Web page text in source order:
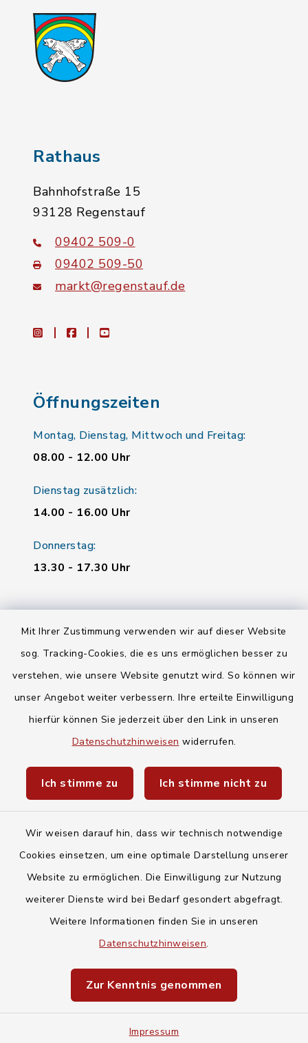
Mit Ihrer Zustimmung verwenden wir auf dieser Website
sog. Tracking-Cookies, die es uns ermöglichen besser zu
verstehen, wie unsere Website genutzt wird. So können wir
unser Angebot weiter verbessern. Ihre erteilte Einwilligung
hierfür können Sie jederzeit über den Link in unseren
Datenschutzhinweisen widerrufen.
Ich stimme zu Ich stimme nicht zu
Wir weisen darauf hin, dass wir technisch notwendige
Cookies einsetzen, um eine optimale Darstellung unserer
Website zu ermöglichen. Die Einwilligung zur Nutzung
weiterer Dienste wird bei Bedarf gesondert abgefragt.
Weitere Informationen finden Sie in unseren
Datenschutzhinweisen.
Zur Kenntnis genommen
Impressum
Rathaus
Bahnhofstraße 15
93128 Regenstauf
09402 509-0
09402 509-50
markt@regenstauf.de
instagramfacebookyoutube
Öffnungszeiten
Montag, Dienstag, Mittwoch und Freitag:
08.00 - 12.00 Uhr
Dienstag zusätzlich:
14.00 - 16.00 Uhr
Donnerstag:
13.30 - 17.30 Uhr
Quicklinks
Landratsamt Regensburg
Energiemonitor
Baby- und Kindersitterdienst
Unwetterwarnungen des Deutschen
Wetterdiensts
Barrierefreiheit
Impressum
Sitemap